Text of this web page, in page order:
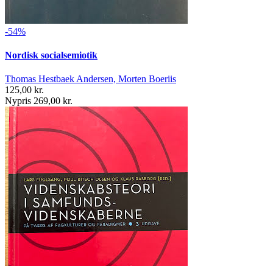
-54%
Nordisk socialsemiotik
Thomas Hestbaek Andersen, Morten Boeriis
125,00 kr.
Nypris 269,00 kr.